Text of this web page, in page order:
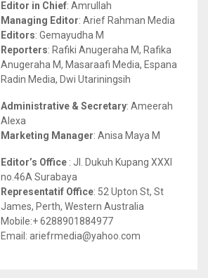
r
:
R
H
Editor in Chief: Amrullah
Managing Editor: Arief Rahman Media
Editors: Gemayudha M
Reporters: Rafiki Anugeraha M, Rafika
Anugeraha M, Masaraafi Media, Espana
Radin Media, Dwi Utariningsih
Administrative & Secretary: Ameerah
Alexa
Marketing Manager: Anisa Maya M
Editor’s Office : Jl. Dukuh Kupang XXXI
no.46A Surabaya
Representatif Office: 52 Upton St, St
James, Perth, Western Australia
Mobile:+ 6288901884977
Email: ariefrmedia@yahoo.com